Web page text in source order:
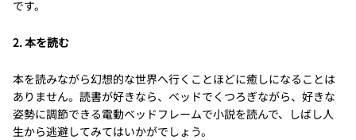
です。
2. 本を読む
本を読みながら幻想的な世界へ行くことほどに癒しになることは
ありません。読書が好きなら、ベッドでくつろぎながら、好きな
姿勢に調節できる電動ベッドフレームで小説を読んで、しばし人
生から逃避してみてはいかがでしょう。